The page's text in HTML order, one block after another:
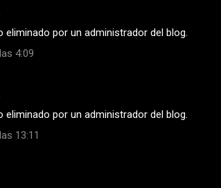
eliminado por un administrador del blog.
4:09
eliminado por un administrador del blog.
13:11